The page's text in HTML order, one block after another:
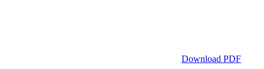
Download PDF